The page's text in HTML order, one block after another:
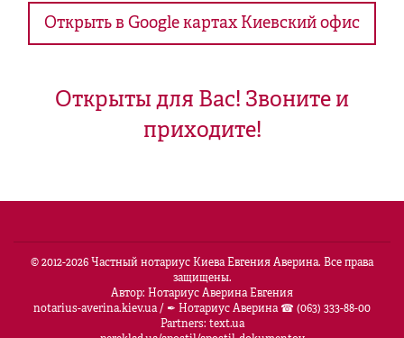
Открыть в Google картах Киевский офис
Открыты для Вас! Звоните и
приходите!
© 2012-2026 Частный нотариус Киева Евгения Аверина. Все права
защищены.
Автор: Нотариус Аверина Евгения
notarius-averina.kiev.ua/ ✒ Нотариус Аверина ☎ (063) 333-88-00
Partners: text.ua